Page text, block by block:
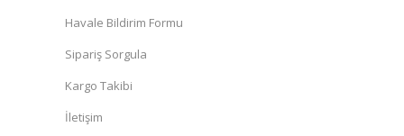
Havale Bildirim Formu
Sipariş Sorgula
Kargo Takibi
İletişim